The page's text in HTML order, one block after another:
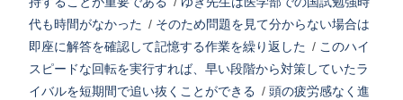
代も時間がなかった / そのため問題を見て分からない場合は
即座に解答を確認して記憶する作業を繰り返した / このハイ
スピードな回転を実行すれば、早い段階から対策していたラ
イバルを短期間で追い抜くことができる / 頭の疲労感なく進